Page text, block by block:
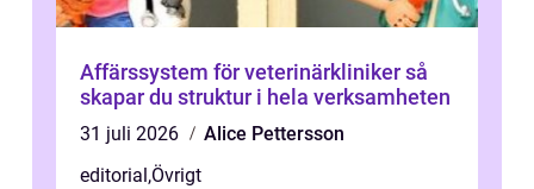
Affärssystem för veterinärkliniker så
skapar du struktur i hela verksamheten
31 juli 2026
Alice Pettersson
editorial,Övrigt